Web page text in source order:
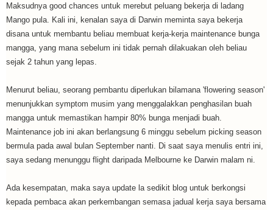
Maksudnya good chances untuk merebut peluang bekerja di ladang
Mango pula. Kali ini, kenalan saya di Darwin meminta saya bekerja
disana untuk membantu beliau membuat kerja-kerja maintenance bunga
mangga, yang mana sebelum ini tidak pernah dilakuakan oleh beliau
sejak 2 tahun yang lepas.
Menurut beliau, seorang pembantu diperlukan bilamana 'flowering season'
menunjukkan symptom musim yang menggalakkan penghasilan buah
mangga untuk memastikan hampir 80% bunga menjadi buah.
Maintenance job ini akan berlangsung 6 minggu sebelum picking season
bermula pada awal bulan September nanti. Di saat saya menulis entri ini,
saya sedang menunggu flight daripada Melbourne ke Darwin malam ni.
Ada kesempatan, maka saya update la sedikit blog untuk berkongsi
kepada pembaca akan perkembangan semasa jadual kerja saya bersama